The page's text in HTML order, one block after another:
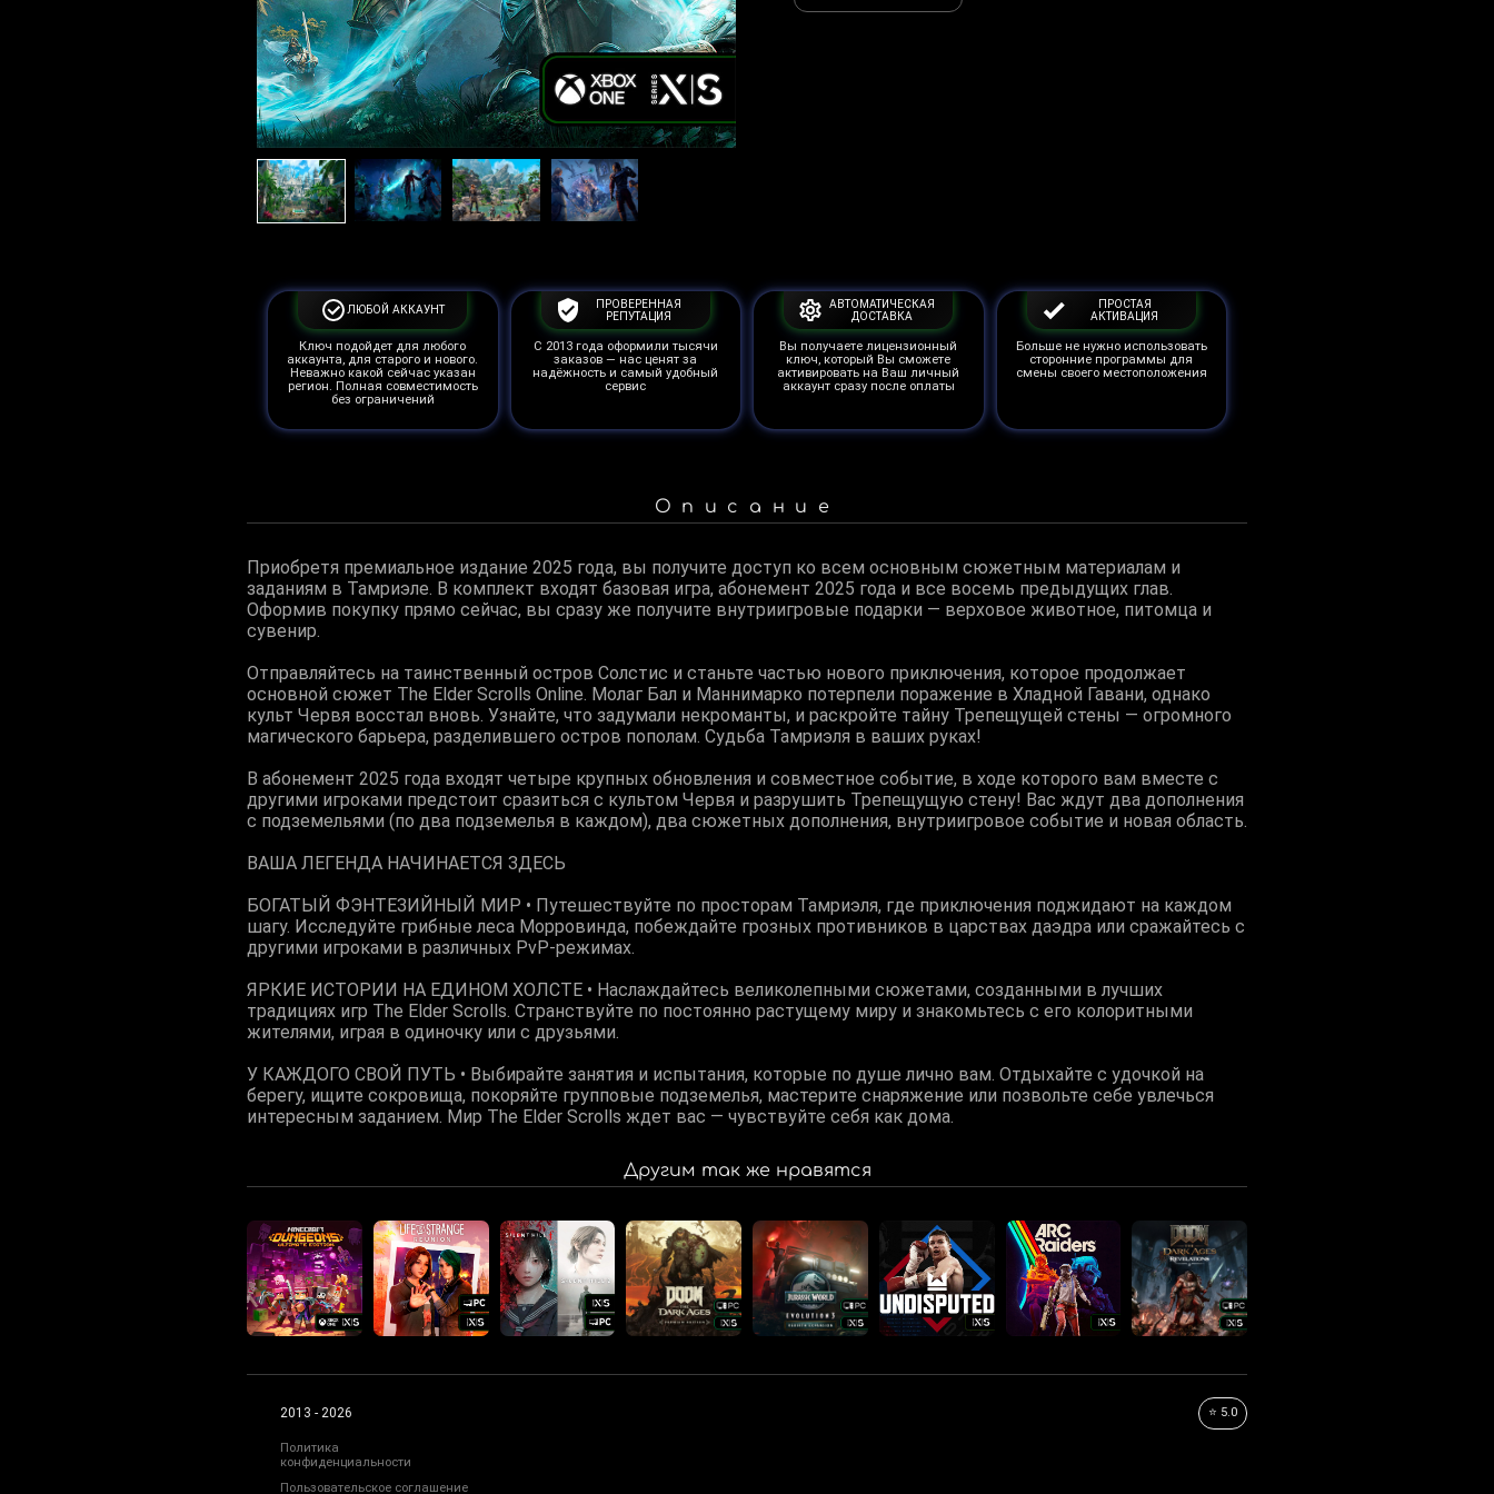
ЛЮБОЙ АККАУНТ
Ключ подойдет для любого
аккаунта, для старого и нового.
Неважно какой сейчас указан
регион. Полная совместимость
без ограничений
ПРОВЕРЕННАЯ
РЕПУТАЦИЯ
С 2013 года оформили тысячи
заказов — нас ценят за
надёжность и самый удобный
сервис
АВТОМАТИЧЕСКАЯ
ДОСТАВКА
Вы получаете лицензионный
ключ, который Вы сможете
активировать на Ваш личный
аккаунт сразу после оплаты
ПРОСТАЯ
АКТИВАЦИЯ
Больше не нужно использовать
сторонние программы для
смены своего местоположения
Описание
Приобретя премиальное издание 2025 года, вы получите доступ ко всем основным сюжетным материалам и
заданиям в Тамриэле. В комплект входят базовая игра, абонемент 2025 года и все восемь предыдущих глав.
Оформив покупку прямо сейчас, вы сразу же получите внутриигровые подарки — верховое животное, питомца и
сувенир.
Отправляйтесь на таинственный остров Солстис и станьте частью нового приключения, которое продолжает
основной сюжет The Elder Scrolls Online. Молаг Бал и Маннимарко потерпели поражение в Хладной Гавани, однако
культ Червя восстал вновь. Узнайте, что задумали некроманты, и раскройте тайну Трепещущей стены — огромного
магического барьера, разделившего остров пополам. Судьба Тамриэля в ваших руках!
В абонемент 2025 года входят четыре крупных обновления и совместное событие, в ходе которого вам вместе с
другими игроками предстоит сразиться с культом Червя и разрушить Трепещущую стену! Вас ждут два дополнения
с подземельями (по два подземелья в каждом), два сюжетных дополнения, внутриигровое событие и новая область.
ВАША ЛЕГЕНДА НАЧИНАЕТСЯ ЗДЕСЬ
БОГАТЫЙ ФЭНТЕЗИЙНЫЙ МИР • Путешествуйте по просторам Тамриэля, где приключения поджидают на каждом
шагу. Исследуйте грибные леса Морровинда, побеждайте грозных противников в царствах даэдра или сражайтесь с
другими игроками в различных PvP-режимах.
ЯРКИЕ ИСТОРИИ НА ЕДИНОМ ХОЛСТЕ • Наслаждайтесь великолепными сюжетами, созданными в лучших
традициях игр The Elder Scrolls. Странствуйте по постоянно растущему миру и знакомьтесь с его колоритными
жителями, играя в одиночку или с друзьями.
У КАЖДОГО СВОЙ ПУТЬ • Выбирайте занятия и испытания, которые по душе лично вам. Отдыхайте с удочкой на
берегу, ищите сокровища, покоряйте групповые подземелья, мастерите снаряжение или позвольте себе увлечься
интересным заданием. Мир The Elder Scrolls ждет вас — чувствуйте себя как дома.
Другим так же нравятся
2013 - 2026 ⭐ 5.0
Политика
конфиденциальности
Пользовательское соглашение